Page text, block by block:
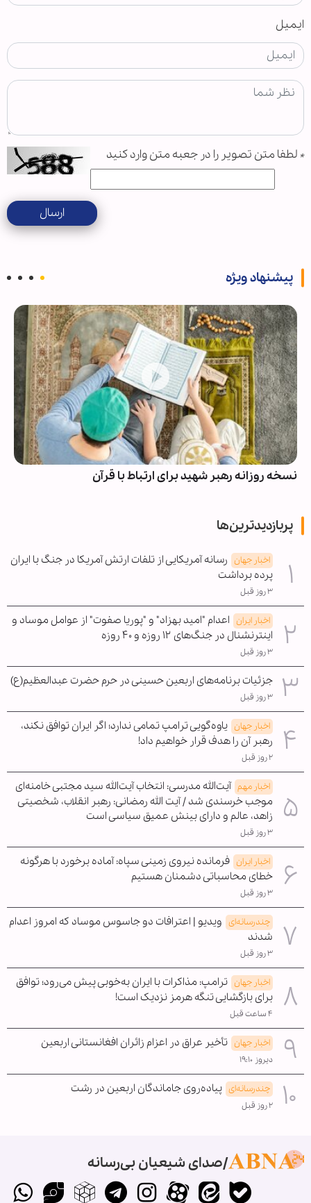
ایمیل
* لطفا متن تصویر را در جعبه متن وارد کنید
ارسال
پیشنهاد ویژه
نسخه روزانه رهبر شهید برای ارتباط با قرآن
پربازدیدترین‌ها
اخبار جهان رسانه آمریکایی از تلفات ارتش آمریکا در جنگ با ایران
پرده برداشت
۳ روز قبل
اخبار ایران اعدام "امید بهزاد" و "پوریا صفوت" از عوامل موساد و
اینترنشنال در جنگ‌های ۱۲ روزه و ۴۰ روزه
۳ روز قبل
جزئیات برنامه‌های اربعین حسینی در حرم حضرت عبدالعظیم(ع)
۳ روز قبل
اخبار جهان یاوه‌گویی ترامپ تمامی ندارد؛ اگر ایران توافق نکند،
رهبر آن را هدف قرار خواهیم داد!
۲ روز قبل
اخبار مهم آیت‌الله مدرسی: انتخاب آیت‌الله سید مجتبی خامنه‌ای
موجب خرسندی شد / آیت الله رمضانی: رهبر انقلاب، شخصیتی
زاهد، عالم و دارای بینش عمیق سیاسی است
۳ روز قبل
اخبار ایران فرمانده نیروی زمینی سپاه: آماده برخورد با هرگونه
خطای محاسباتی دشمنان هستیم
۳ روز قبل
چندرسانه‌ای ویدیو | اعترافات دو جاسوس موساد که امروز اعدام
شدند
۳ روز قبل
اخبار جهان ترامپ: مذاکرات با ایران به‌خوبی پیش می‌رود؛ توافق
برای بازگشایی تنگه هرمز نزدیک است!
۴ ساعت قبل
اخبار جهان تأخیر عراق در اعزام زائران افغانستانی اربعین
دیروز ۱۹:۱۰
چندرسانه‌ای پیاده‌روی جاماندگان اربعین در رشت
۲ روز قبل
صدای شیعیان بی‌رسانه